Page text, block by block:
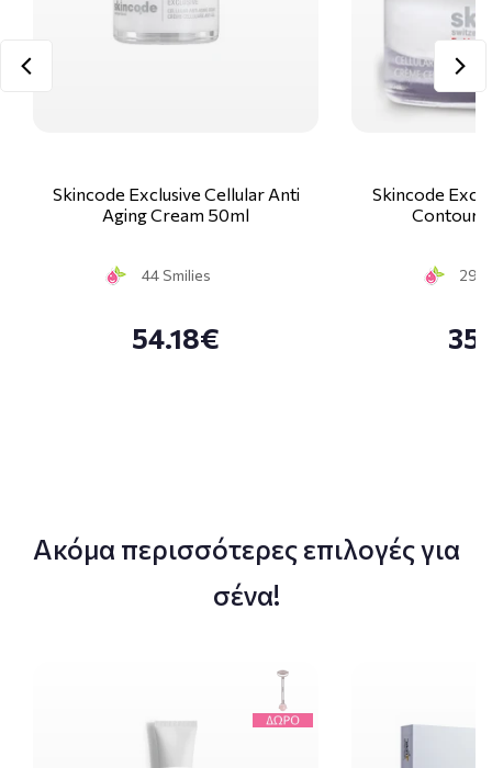
Skincode Exclusive Cellular Anti
Aging Cream 50ml
44 Smilies
54.18€
Skincode
Contour
29
Ακόμα περισσότερες επιλογές για
σένα!